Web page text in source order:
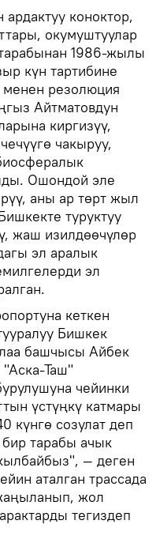
коноктор,
окумуштуулар
1986-жылы
күн тартибине
резолюция
Айтматовдун
киргизүү,
чакыруу,
Ошондой эле
аны ар төрт жыл
туруктуу
жаш изилдөөчүлөр
эл аралык
эл
кеткен
Бишкек
башчысы Айбек
Таш"
чейинки
үстүңкү катмары
күнгө созулат деп
тарабы ачык
— деген
аталган трассада
жол
тегиздеп